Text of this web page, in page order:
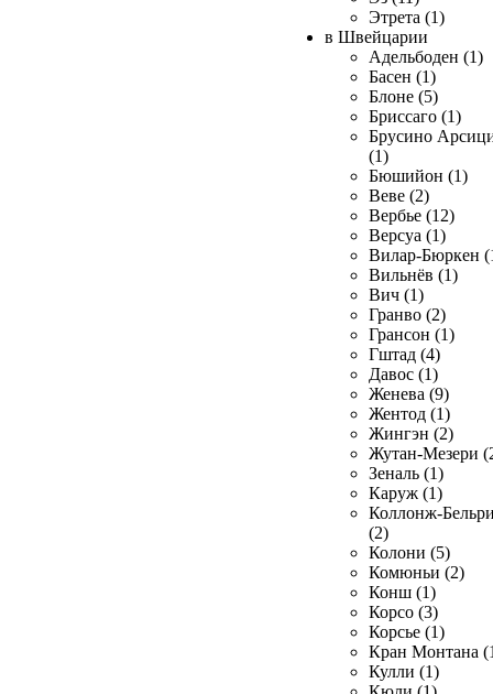
Этрета (1)
в Швейцарии
Адельбоден (1)
Басен (1)
Блоне (5)
Бриссаго (1)
Брусино
(1)
Бюшийон (1)
Веве (2)
Вербье (12)
Версуа (1)
Вилар-Бюркен
Вильнёв (1)
Вич (1)
Гранво (2)
Грансон (1)
Гштад (4)
Давос (1)
Женева (9)
Жентод (1)
Жингэн (2)
Жутан-Мезери
Зеналь (1)
Каруж (1)
Коллонж-
(2)
Колони (5)
Комюньи (2)
Конш (1)
Корсо (3)
Корсье (1)
Кран Монтана
Кулли (1)